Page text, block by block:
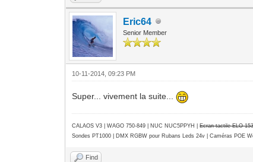
Eric64
Senior Member
10-11-2014, 09:23 PM
Super... vivement la suite...
CALAOS V3 | WAGO 750-849 | NUC NUC5PPYH |Ecran tactile ELO
Sondes PT1000 | DMX RGBW pour Rubans Leds 24v | Caméras POE
Find